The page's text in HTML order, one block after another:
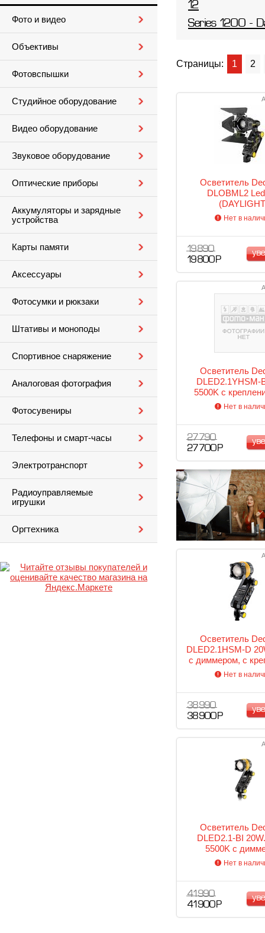
Фото и видео
Объективы
Фотовспышки
Студийное оборудование
Видео оборудование
Звуковое оборудование
Оптические приборы
Аккумуляторы и зарядные
устройства
Карты памяти
Аксессуары
Фотосумки и рюкзаки
Штативы и моноподы
Спортивное снаряжение
Аналоговая фотография
Фотосувениры
Телефоны и смарт-часы
Электротранспорт
Радиоуправляемые
игрушки
Оргтехника
12
Series 1200 -
Страницы: 1 2
Осветитель
DLOBML2
Нет в
19 890
19 800 Р
Осветитель
DLED2.1YHSM-
5500K с
shoe
Нет в
27 790
27 700 Р
Осветитель
DLED2.1HSM-D
c диммером, с
Hot shoe
Нет в
38 990
38 900 Р
Осветитель
DLED2.1-BI
5500K c
Нет в
41 990
41 900 Р